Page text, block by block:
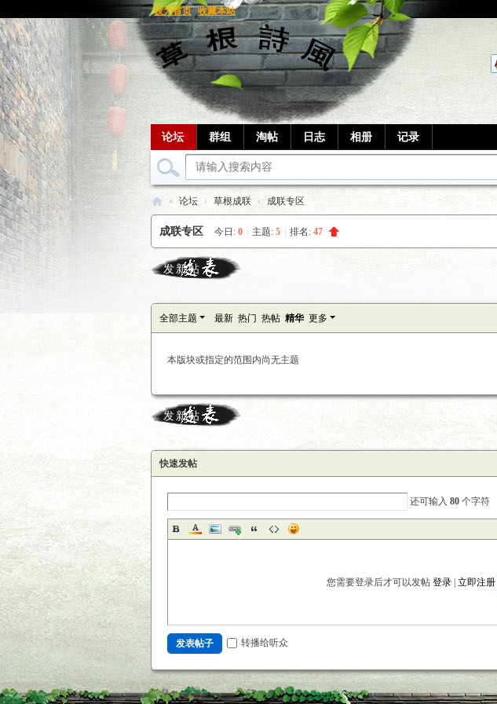
设为首页 收藏本站
论坛 群组 淘帖 日志 相册 记录
根
笔
» 论坛 › 草根成联 › 成联专区
成联专区 今日: 0 主题: 5 排名: 47
发新帖
全部主题 最新 热门 热帖 精华 更多
本版块或指定的范围内尚无主题
发新帖
快速发帖
还可输入 80 个字符
您需要登录后才可以发帖 登录 立即注册
发表帖子 转播给听众